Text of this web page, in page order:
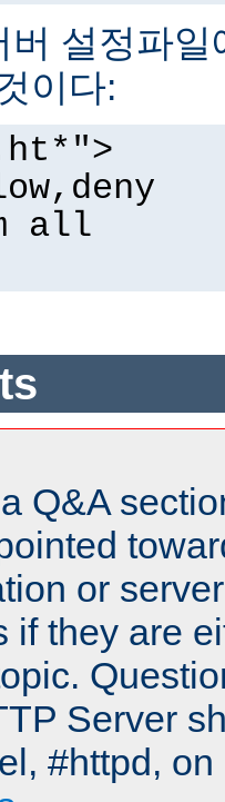
버 설정파
이다:
all
Q&A
or
if they are
Server
#httpd,